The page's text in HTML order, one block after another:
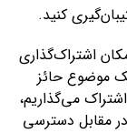
کنید.
اشتراک‌گذاری
موضوع حائز
می‌گذاریم،
مقابل دسترسی